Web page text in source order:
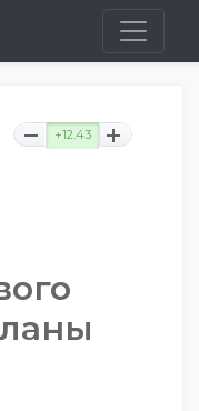
+12.43